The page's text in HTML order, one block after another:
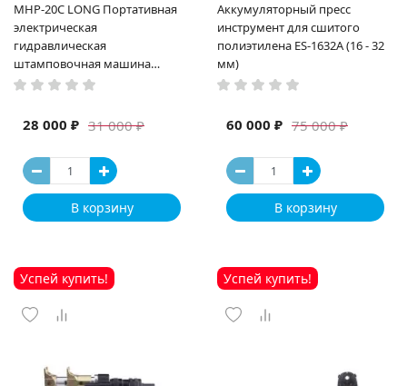
MHP-20C LONG Портативная
электрическая
гидравлическая
штамповочная машина
высокая мощность и мощный
машина
31 000 ₽
28 000 ₽
В корзину
Аккумуляторный пресс
инструмент для сшитого
полиэтилена ES-1632A (16 - 32
мм)
75 000 ₽
60 000 ₽
В корзину
Успей купить! Успей купить!